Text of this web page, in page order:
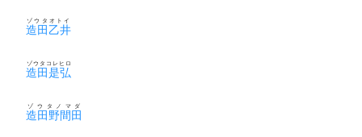
造田乙井
ゾウタオトイ
造田是弘
ゾウタコレヒロ
造田野間田
ゾウタノマダ